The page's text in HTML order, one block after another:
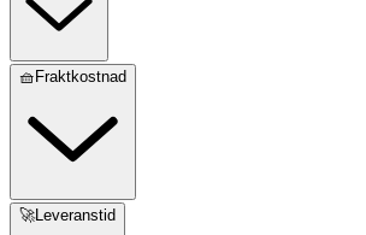
🧺Fraktkostnad
🚀Leveranstid